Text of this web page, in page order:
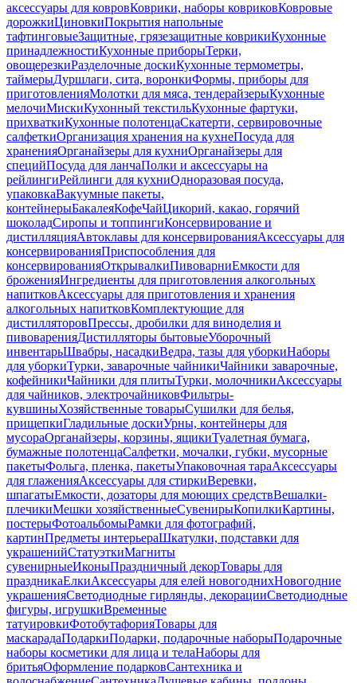
аксессуары для ковровКоврики, наборы ковриковКовровые
дорожкиЦиновкиПокрытия напольные
тафтинговыеЗащитные, грязезащитные коврикиКухонные
принадлежностиКухонные приборыТерки,
овощерезкиРазделочные доскиКухонные термометры,
таймерыДуршлаги, сита, воронкиФормы, приборы для
приготовленияМолотки для мяса, тендерайзерыКухонные
мелочиМискиКухонный текстильКухонные фартуки,
прихваткиКухонные полотенцаСкатерти, сервировочные
салфеткиОрганизация хранения на кухнеПосуда для
храненияОрганайзеры для кухниОрганайзеры для
специйПосуда для ланчаПолки и аксессуары на
рейлингиРейлинги для кухниОдноразовая посуда,
упаковкаВакуумные пакеты,
контейнерыБакалеяКофеЧайЦикорий, какао, горячий
шоколадСиропы и топпингиКонсервирование и
дистилляцияАвтоклавы для консервированияАксессуары для
консервированияПриспособления для
консервированияОткрывалкиПивоварниЕмкости для
броженияИнгредиенты для приготовления алкогольных
напитковАксессуары для приготовления и хранения
алкогольных напитковКомплектующие для
дистилляторовПрессы, дробилки для виноделия и
пивоваренияДистилляторы бытовыеУборочный
инвентарьШвабры, насадкиВедра, тазы для уборкиНаборы
для уборкиТурки, заварочные чайникиЧайники заварочные,
кофейникиЧайники для плитыТурки, молочникиАксессуары
для чайников, электрочайниковФильтры-
кувшиныХозяйственные товарыСушилки для белья,
прищепкиГладильные доскиУрны, контейнеры для
мусораОрганайзеры, корзины, ящикиТуалетная бумага,
бумажные полотенцаСалфетки, мочалки, губки, мусорные
пакетыФольга, пленка, пакетыУпаковочная тараАксессуары
для глаженияАксессуары для стиркиВеревки,
шпагатыЕмкости, дозаторы для моющих средствВешалки-
плечикиМешки хозяйственныеСувенирыКопилкиКартины,
постерыФотоальбомыРамки для фотографий,
картинПредметы интерьераШкатулки, подставки для
украшенийСтатуэткиМагниты
сувенирныеИконыПраздничный декорТовары для
праздникаЕлкиАксессуары для елей новогоднихНовогодние
украшенияСветодиодные гирлянды, декорацииСветодиодные
фигуры, игрушкиВременные
татуировкиФотобутафорияТовары для
маскарадаПодаркиПодарки, подарочные наборыПодарочные
наборы косметики для лица и телаНаборы для
бритьяОформление подарковСантехника и